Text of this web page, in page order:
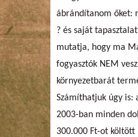
ábrándítanom őket:
? és saját
mutatja, hogy ma
fogyasztók NEM
környezetbarát
Számíthatjuk úgy is:
2003-ban minden
300.000 Ft-ot költött